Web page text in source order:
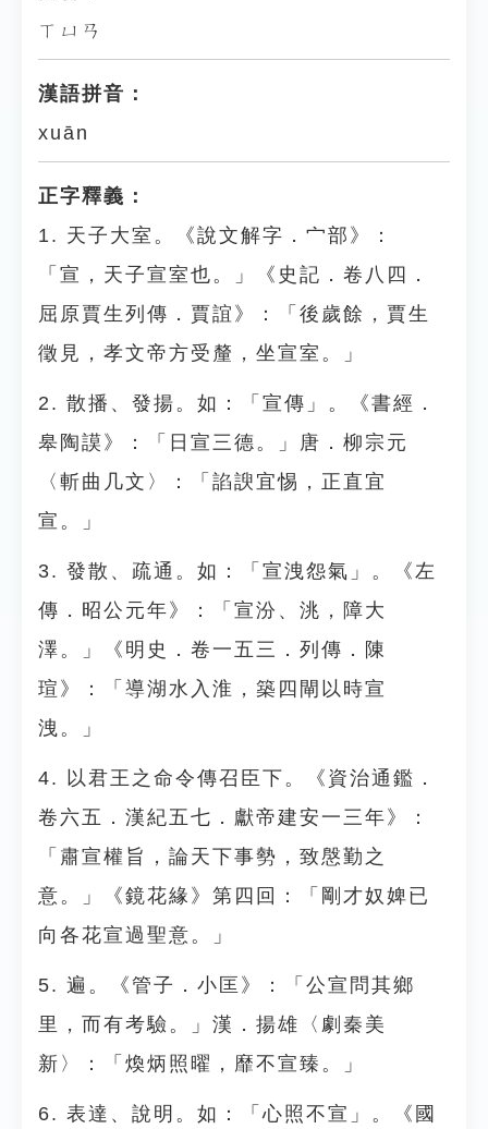
ㄒㄩㄢ
漢語拼音：
xuān
正字釋義：
1. 天子大室。《說文解字．宀部》：
「宣，天子宣室也。」《史記．卷八四．
屈原賈生列傳．賈誼》：「後歲餘，賈生
徵見，孝文帝方受釐，坐宣室。」
2. 散播、發揚。如：「宣傳」。《書經．
皋陶謨》：「日宣三德。」唐．柳宗元
〈斬曲几文〉：「諂諛宜惕，正直宜
宣。」
3. 發散、疏通。如：「宣洩怨氣」。《左
傳．昭公元年》：「宣汾、洮，障大
澤。」《明史．卷一五三．列傳．陳
瑄》：「導湖水入淮，築四閘以時宣
洩。」
4. 以君王之命令傳召臣下。《資治通鑑．
卷六五．漢紀五七．獻帝建安一三年》：
「肅宣權旨，論天下事勢，致慇勤之
意。」《鏡花緣》第四回：「剛才奴婢已
向各花宣過聖意。」
5. 遍。《管子．小匡》：「公宣問其鄉
里，而有考驗。」漢．揚雄〈劇秦美
新〉：「煥炳照曜，靡不宣臻。」
6. 表達、說明。如：「心照不宣」。《國